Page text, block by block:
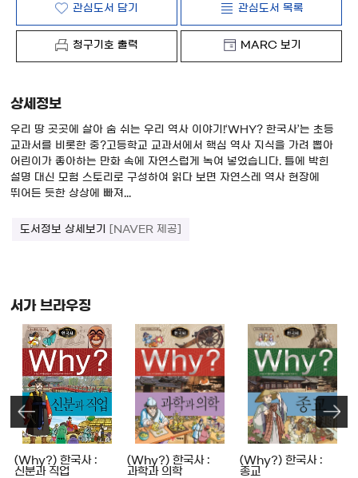
관심도서 담기 관심도서 목록
청구기호 출력 MARC 보기
상세정보
우리 땅 곳곳에 살아 숨 쉬는 우리 역사 이야기!‘WHY? 한국사’는 초등
교과서를 비롯한 중?고등학교 교과서에서 핵심 역사 지식을 가려 뽑아
어린이가 좋아하는 만화 속에 자연스럽게 녹여 넣었습니다. 틀에 박힌
설명 대신 모험 스토리로 구성하여 읽다 보면 자연스레 역사 현장에
뛰어든 듯한 상상에 빠져...
도서정보 상세보기 [NAVER 제공]
서가 브라우징
(Why?) 한국사 :
신분과 직업
(Why?) 한국사 :
과학과 의학
(Why?) 한국사 :
종교